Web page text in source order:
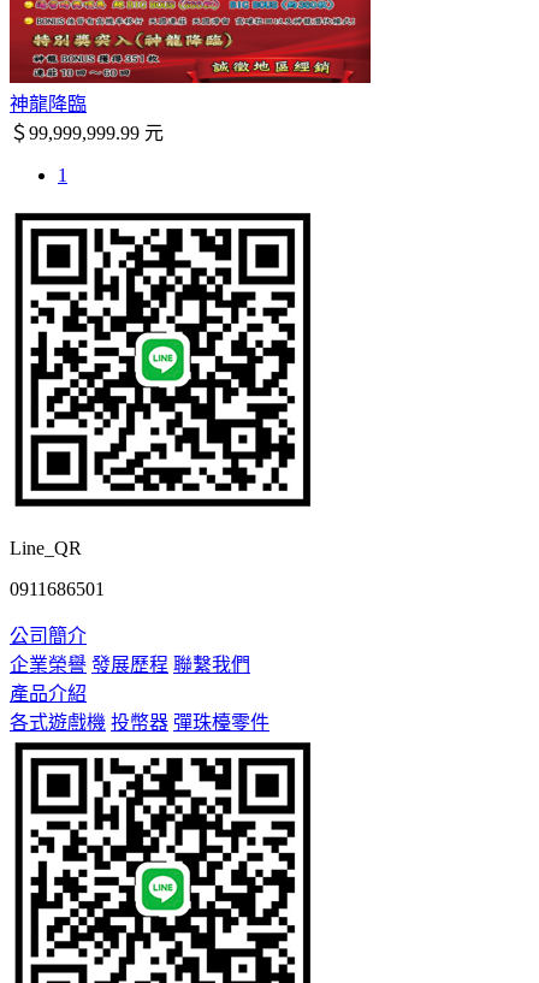
神龍降臨
＄99,999,999.99 元
1
Line_QR
0911686501
公司簡介
企業榮譽 發展歷程 聯繫我們
產品介紹
各式遊戲機 投幣器 彈珠檯零件